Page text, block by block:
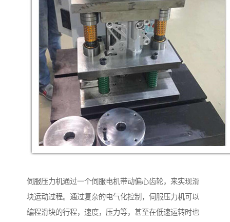
伺服压力机通过一个伺服电机带动偏心齿轮，来实现滑
块运动过程。通过复杂的电气化控制，伺服压力机可以
编程滑块的行程，速度，压力等，甚至在低速运转时也